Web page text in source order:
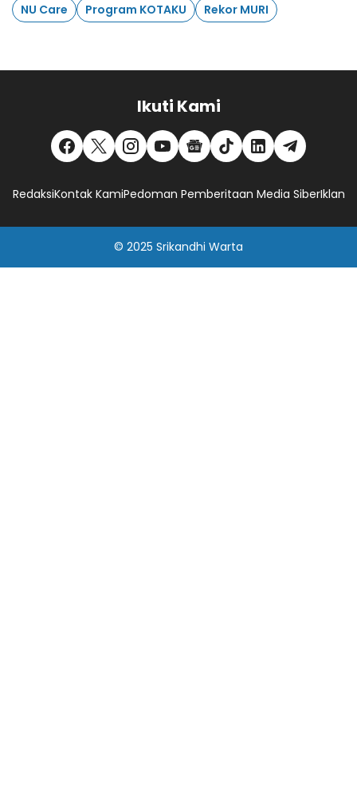
NU Care
Program KOTAKU Rekor MURI
Ikuti Kami
RedaksiKontak KamiPedoman Pemberitaan Media SiberIklan
© 2025 Srikandhi Warta